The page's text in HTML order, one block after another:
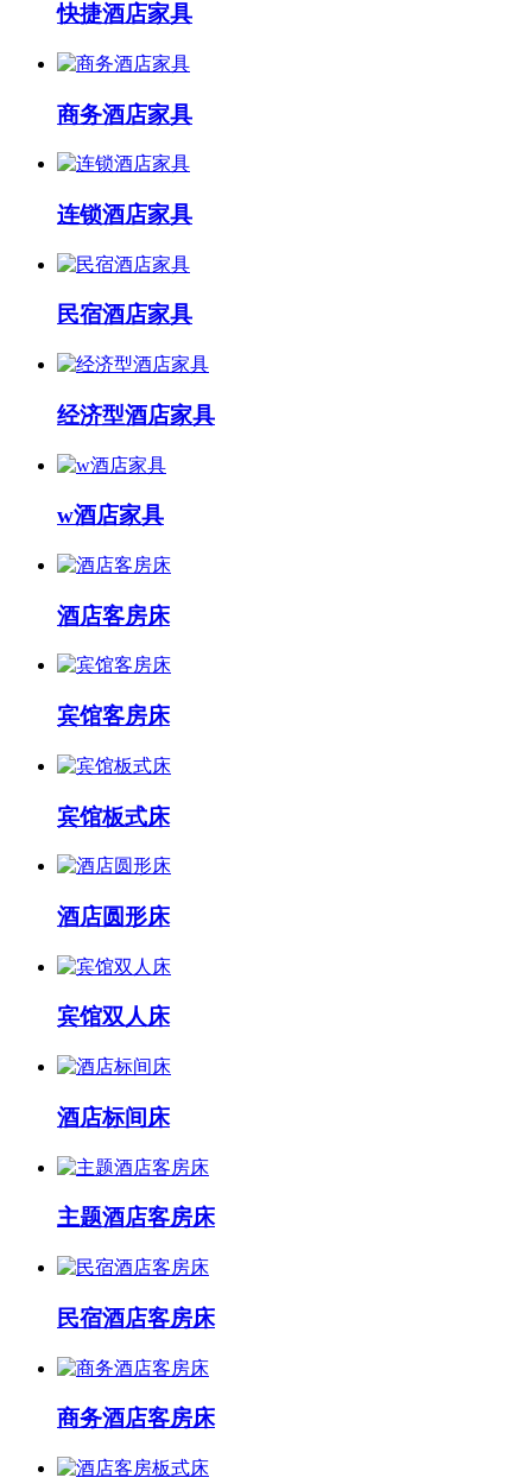
快捷酒店家具
商务酒店家具
连锁酒店家具
民宿酒店家具
经济型酒店家具
w酒店家具
酒店客房床
宾馆客房床
宾馆板式床
酒店圆形床
宾馆双人床
酒店标间床
主题酒店客房床
民宿酒店客房床
商务酒店客房床